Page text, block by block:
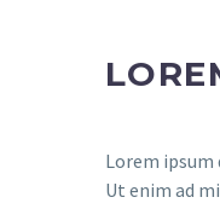
Lorem
Ut enim ad